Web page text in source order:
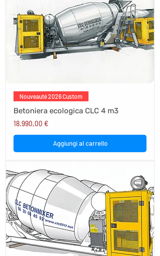
Nouveauté 2026 Custom
Betoniera ecologica CLC 4 m3
Prezzo
18.990,00 €
Aggiungi al carrello